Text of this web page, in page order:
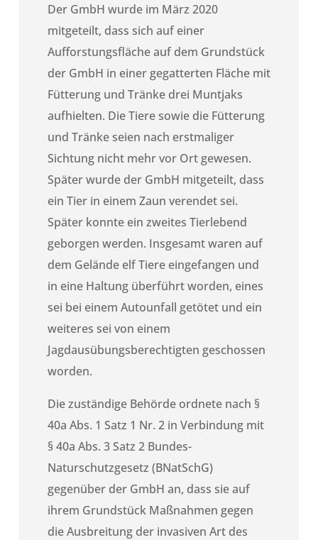
Der GmbH wurde im März 2020
mitgeteilt, dass sich auf einer
Aufforstungsfläche auf dem Grundstück
der GmbH in einer gegatterten Fläche mit
Fütterung und Tränke drei Muntjaks
aufhielten. Die Tiere sowie die Fütterung
und Tränke seien nach erstmaliger
Sichtung nicht mehr vor Ort gewesen.
Später wurde der GmbH mitgeteilt, dass
ein Tier in einem Zaun verendet sei.
Später konnte ein zweites Tierlebend
geborgen werden. Insgesamt waren auf
dem Gelände elf Tiere eingefangen und
in eine Haltung überführt worden, eines
sei bei einem Autounfall getötet und ein
weiteres sei von einem
Jagdausübungsberechtigten geschossen
worden.
Die zuständige Behörde ordnete nach §
40a Abs. 1 Satz 1 Nr. 2 in Verbindung mit
§ 40a Abs. 3 Satz 2 Bundes-
Naturschutzgesetz (BNatSchG)
gegenüber der GmbH an, dass sie auf
ihrem Grundstück Maßnahmen gegen
die Ausbreitung der invasiven Art des